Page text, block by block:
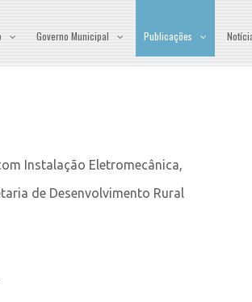
Governo Municipal Publicações
Instalação Eletromecânica,
de Desenvolvimento Rural